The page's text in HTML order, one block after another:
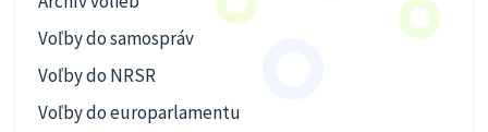
Voľby do samospráv
Voľby do NRSR
Voľby do europarlamentu